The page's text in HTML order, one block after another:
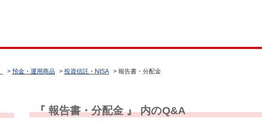
> 預金・運用商品 > 投資信託・NISA > 報告書・分配金
『 報告書・分配金 』 内のQ&A